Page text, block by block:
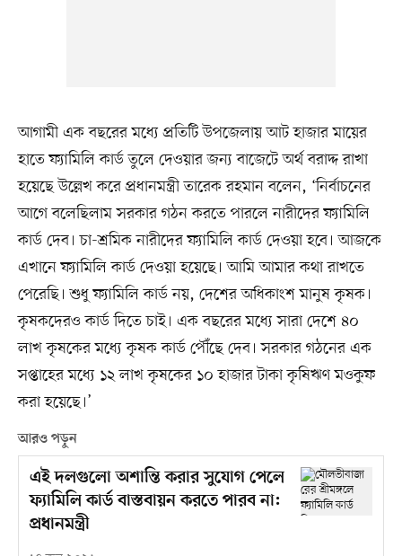
আগামী এক বছরের মধ্যে প্রতিটি উপজেলায় আট হাজার মায়ের
হাতে ফ্যামিলি কার্ড তুলে দেওয়ার জন্য বাজেটে অর্থ বরাদ্দ রাখা
হয়েছে উল্লেখ করে প্রধানমন্ত্রী তারেক রহমান বলেন, ‘নির্বাচনের
আগে বলেছিলাম সরকার গঠন করতে পারলে নারীদের ফ্যামিলি
কার্ড দেব। চা-শ্রমিক নারীদের ফ্যামিলি কার্ড দেওয়া হবে। আজকে
এখানে ফ্যামিলি কার্ড দেওয়া হয়েছে। আমি আমার কথা রাখতে
পেরেছি। শুধু ফ্যামিলি কার্ড নয়, দেশের অধিকাংশ মানুষ কৃষক।
কৃষকদেরও কার্ড দিতে চাই। এক বছরের মধ্যে সারা দেশে ৪০
লাখ কৃষকের মধ্যে কৃষক কার্ড পৌঁছে দেব। সরকার গঠনের এক
সপ্তাহের মধ্যে ১২ লাখ কৃষকের ১০ হাজার টাকা কৃষিঋণ মওকুফ
করা হয়েছে।’
আরও পড়ুন
এই দলগুলো অশান্তি করার সুযোগ পেলে
ফ্যামিলি কার্ড বাস্তবায়ন করতে পারব না:
প্রধানমন্ত্রী